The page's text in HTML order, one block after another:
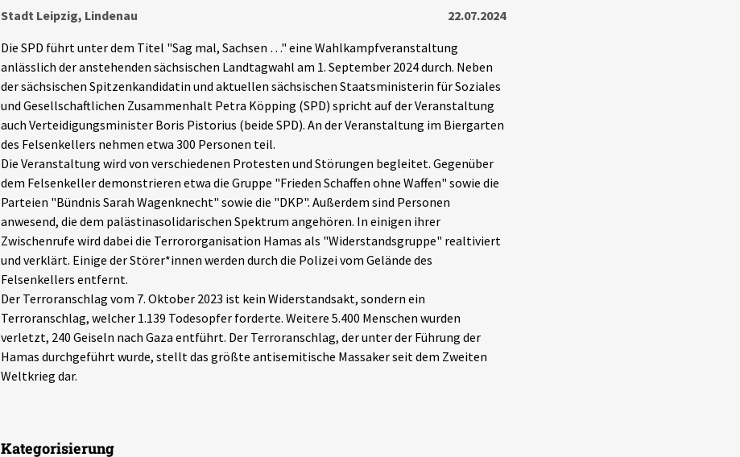
Stadt Leipzig, Lindenau
22.07.2024
Die SPD führt unter dem Titel "Sag mal, Sachsen …" eine Wahlkampfveranstaltung
anlässlich der anstehenden sächsischen Landtagwahl am 1. September 2024 durch. Neben
der sächsischen Spitzenkandidatin und aktuellen sächsischen Staatsministerin für Soziales
und Gesellschaftlichen Zusammenhalt Petra Köpping (SPD) spricht auf der Veranstaltung
auch Verteidigungsminister Boris Pistorius (beide SPD). An der Veranstaltung im Biergarten
des Felsenkellers nehmen etwa 300 Personen teil.
Die Veranstaltung wird von verschiedenen Protesten und Störungen begleitet. Gegenüber
dem Felsenkeller demonstrieren etwa die Gruppe "Frieden Schaffen ohne Waffen" sowie die
Parteien "Bündnis Sarah Wagenknecht" sowie die "DKP". Außerdem sind Personen
anwesend, die dem palästinasolidarischen Spektrum angehören. In einigen ihrer
Zwischenrufe wird dabei die Terrororganisation Hamas als "Widerstandsgruppe" realtiviert
und verklärt. Einige der Störer*innen werden durch die Polizei vom Gelände des
Felsenkellers entfernt.
Der Terroranschlag vom 7. Oktober 2023 ist kein Widerstandsakt, sondern ein
Terroranschlag, welcher 1.139 Todesopfer forderte. Weitere 5.400 Menschen wurden
verletzt, 240 Geiseln nach Gaza entführt. Der Terroranschlag, der unter der Führung der
Hamas durchgeführt wurde, stellt das größte antisemitische Massaker seit dem Zweiten
Weltkrieg dar.
Kategorisierung